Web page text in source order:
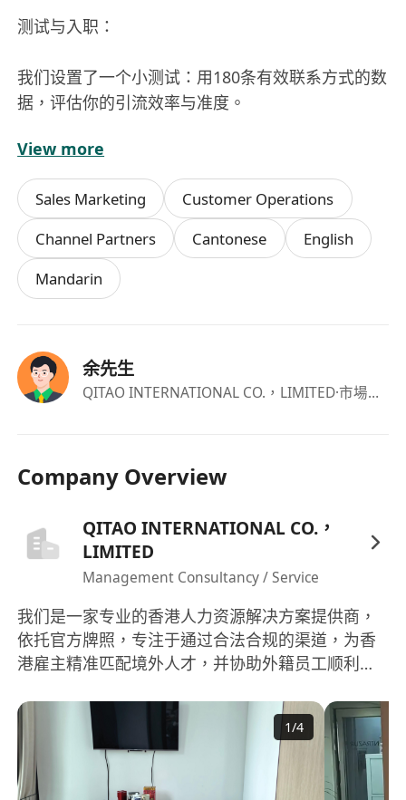
测试与入职：
我们设置了一个小测试：用180条有效联系方式的数
据，评估你的引流效率与准度。
已有同事通过测试正式入职，目前底薪20000元/月
+奖金。
正式薪资结构：底薪1*********0元 + 高额提成奖
金，收入与你的引流转化效果直接挂钩。
崗位內容
負責公司旗下微信公眾號、微博、小紅書、抖音
光度。
化、話題熱點追蹤、KOC合作、短視頻腳本設計
等方式，持續提升各平臺粉絲增長與流量轉化效
監測各平臺數據表現（如閱讀量、點擊率、完播
率、轉發量、留資數等），定期輸出分析報告，
並根據數據反饋快速調整內容方向與投放策略。
銷推廣及新品上市等專案的新媒體端落地執行，
確保傳播節奏與整體營銷目標一致。
維護私域流量池（如微信社羣、個人號、企業微
信等），設計分層用戶運營方案，推動潛在客戶
View more
Sales Marketing
Customer Operations
Channel Partners
Cantonese
English
Mandarin
余先生
QITAO INTERNATIONAL CO.，LIMITED·市場拓展業務經理
Company Overview
QITAO INTERNATIONAL CO.，
LIMITED
Management Consultancy / Service
我们是一家专业的香港人力资源解决方案提供商，
依托官方牌照，专注于通过合法合规的渠道，为香
港雇主精准匹配境外人才，并协助外籍员工顺利完
1/4